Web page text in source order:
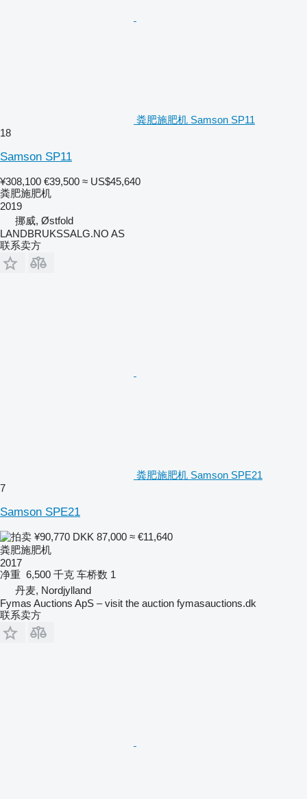
粪肥施肥机 Samson SP11
18
Samson SP11
¥308,100 €39,500 ≈ US$45,640
粪肥施肥机
2019
挪威, Østfold
LANDBRUKSSALG.NO AS
联系卖方
粪肥施肥机 Samson SPE21
7
Samson SPE21
¥90,770 DKK 87,000 ≈ €11,640
粪肥施肥机
2017
净重 6,500 千克 车桥数 1
丹麦, Nordjylland
Fymas Auctions ApS – visit the auction fymasauctions.dk
联系卖方